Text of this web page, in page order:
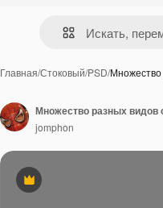
Главная/Стоковый/PSD/
Премиум
Множество разных видов
jomphon